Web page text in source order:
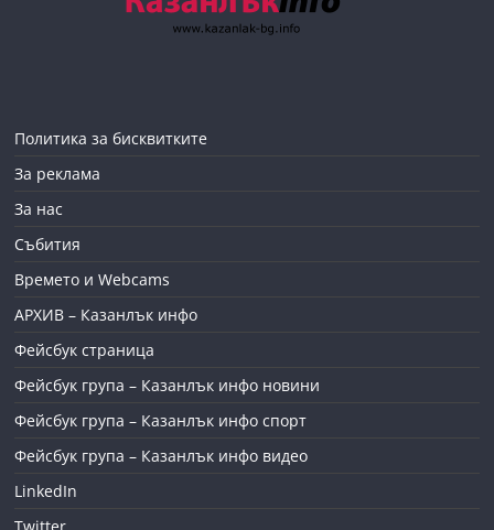
Политика за бисквитките
За реклама
За нас
Събития
Времето и Webcams
АРХИВ – Казанлък инфо
Фейсбук страница
Фейсбук група – Казанлък инфо новини
Фейсбук група – Казанлък инфо спорт
Фейсбук група – Казанлък инфо видео
LinkedIn